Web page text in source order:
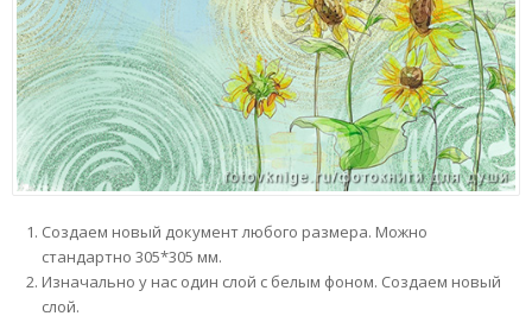
Создаем новый документ любого размера. Можно
стандартно 305*305 мм.
Изначально у нас один слой с белым фоном. Создаем новый
слой.